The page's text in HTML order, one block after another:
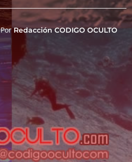
PorRedacción CODIGO OCULTO